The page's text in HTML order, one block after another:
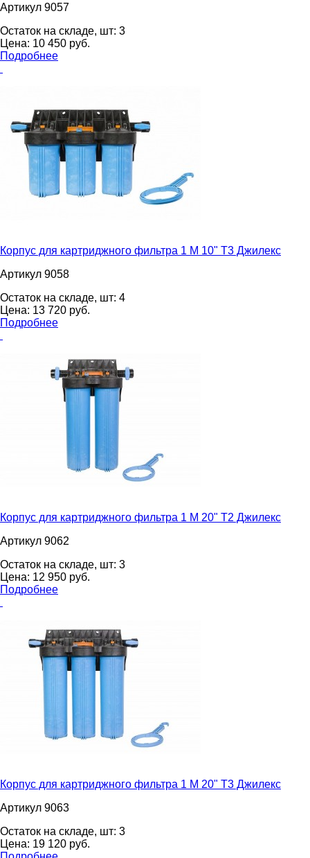
Артикул 9057
Остаток на складе, шт: 3
Цена: 10 450 pуб.
Подробнее
Корпус для картриджного фильтра 1 М 10" Т3 Джилекс
Артикул 9058
Остаток на складе, шт: 4
Цена: 13 720 pуб.
Подробнее
Корпус для картриджного фильтра 1 М 20" Т2 Джилекс
Артикул 9062
Остаток на складе, шт: 3
Цена: 12 950 pуб.
Подробнее
Корпус для картриджного фильтра 1 М 20" Т3 Джилекс
Артикул 9063
Остаток на складе, шт: 3
Цена: 19 120 pуб.